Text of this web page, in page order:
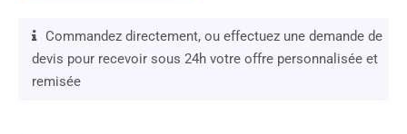
Commandez directement, ou effectuez une demande de
devis pour recevoir sous 24h votre offre personnalisée et
remisée